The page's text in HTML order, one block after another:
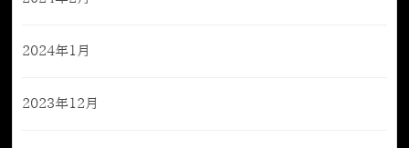
2024年1月
2023年12月